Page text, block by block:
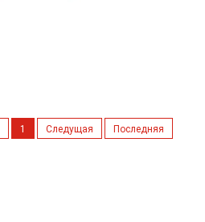
1 Следущая Последняя